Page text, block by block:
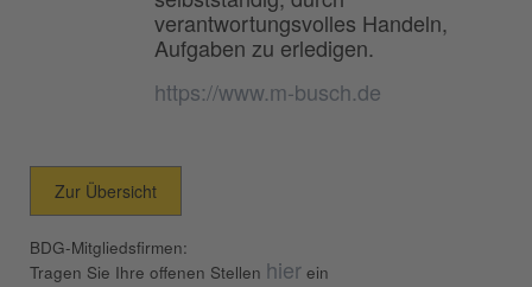
verantwortungsvolles Handeln,
Aufgaben zu erledigen.
https://www.m-busch.de
Zur Übersicht
BDG-Mitgliedsfirmen:
Tragen Sie Ihre offenen Stellen hier ein